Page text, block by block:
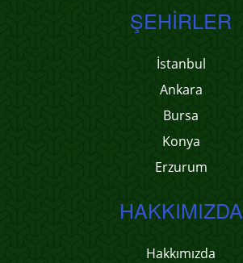
ŞEHIRLER
İstanbul
Ankara
Bursa
Konya
Erzurum
HAKKIMIZDA
Hakkımızda